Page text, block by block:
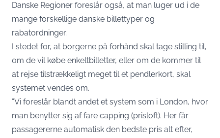
Danske Regioner foreslår også, at man luger ud i de
mange forskellige danske billettyper og
rabatordninger.
I stedet for, at borgerne på forhånd skal tage stilling til,
om de vil købe enkeltbilletter, eller om de kommer til
at rejse tilstrækkeligt meget til et pendlerkort, skal
systemet vendes om.
”Vi foreslår blandt andet et system som i London, hvor
man benytter sig af fare capping (prisloft). Her får
passagererne automatisk den bedste pris alt efter,